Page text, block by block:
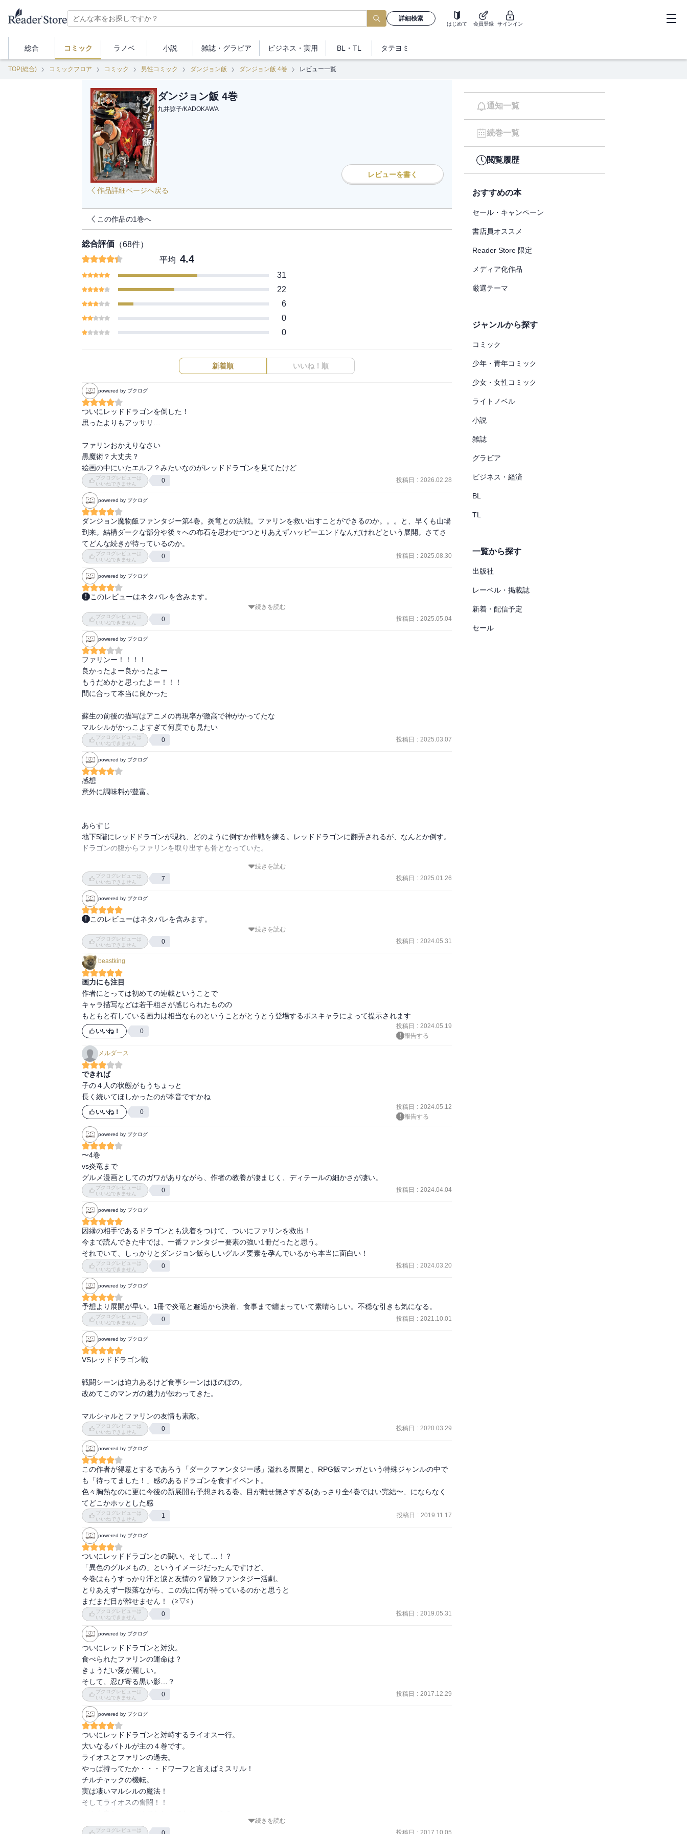
詳細検索
はじめて 会員登録 サインイン
総合 コミック ラノベ 小説 雑誌・ グラビア ビジネス ・実用 BL・TL タテヨミ
TOP(総合) コミックフロア コミック 男性コミック ダンジョン飯 ダンジョン飯 4巻 レビュー一覧
ダンジョン飯 4巻
九井諒子/KADOKAWA
レビューを書く
作品詳細ページへ戻る
この作品の1巻へ
総合評価 （68件）
平均 4.4
31
22
6
0
0
新着順 いいね！順
powered by ブクログ
ついにレッドドラゴンを倒した！
思ったよりもアッサリ…
ファリンおかえりなさい
黒魔術？大丈夫？
絵画の中にいたエルフ？みたいなのがレッドドラゴンを見てたけど
ブクログレビューは
いいねできません
0 投稿日 : 2026.02.28
powered by ブクログ
ダンジョン魔物飯ファンタジー第4巻。炎竜との決戦。ファリンを救い出すことができるのか。。。と、早くも山場
到来。結構ダークな部分や後々への布石を思わせつつとりあえずハッピーエンドなんだけれどという展開。さてさ
てどんな続きが待っているのか。
ブクログレビューは
いいねできません
0 投稿日 : 2025.08.30
powered by ブクログ
このレビューはネタバレを含みます。
レッドドラゴン回。ファリンが天使すぎて癒される。マルシルとファリン仲良いのがすごく良い。
レッドドラゴン討伐してファリン蘇生させたの、アニメでは結構終盤の印象だったけど、漫画ではまだ4巻なのに驚
きました。こっからストーリーがどう展開していくのか続きが気になるところ。
続きを読む
ブクログレビューは
いいねできません
0 投稿日 : 2025.05.04
powered by ブクログ
ファリンー！！！！
良かったよー良かったよー
もうだめかと思ったよー！！！
間に合って本当に良かった
蘇生の前後の描写はアニメの再現率が激高で神がかってたな
マルシルがかっこよすぎて何度でも見たい
ブクログレビューは
いいねできません
0 投稿日 : 2025.03.07
powered by ブクログ
感想
意外に調味料が豊富。
あらすじ
地下5階にレッドドラゴンが現れ、どのように倒すか作戦を練る。レッドドラゴンに翻弄されるが、なんとか倒す。
ドラゴンの腹からファリンを取り出すも骨となっていた。
仲間の魔法でファリンを復活させる。
オオガエルのカツレツ、レッドドラゴンのロースト
続きを読む
ブクログレビューは
いいねできません
7 投稿日 : 2025.01.26
powered by ブクログ
このレビューはネタバレを含みます。
第二十七話…ファリンと魔狼の骨格
タマネギのピザパン
ドラゴンテールスープ
続きを読む
ブクログレビューは
いいねできません
0 投稿日 : 2024.05.31
beastking
画力にも注目
作者にとっては初めての連載ということで
キャラ描写などは若干粗さが感じられたものの
もともと有している画力は相当なものということがとうとう登場するボスキャラによって提示されます
いいね！ 0
投稿日 : 2024.05.19
報告する
メルダース
できれば
子の４人の状態がもうちょっと
長く続いてほしかったのが本音ですかね
いいね！ 0
投稿日 : 2024.05.12
報告する
powered by ブクログ
〜4巻
vs炎竜まで
グルメ漫画としてのガワがありながら、作者の教養が凄まじく、ディテールの細かさが凄い。
ブクログレビューは
いいねできません
0 投稿日 : 2024.04.04
powered by ブクログ
因縁の相手であるドラゴンとも決着をつけて、ついにファリンを救出！
今まで読んできた中では、一番ファンタジー要素の強い1冊だったと思う。
それでいて、しっかりとダンジョン飯らしいグルメ要素を孕んでいるから本当に面白い！
ブクログレビューは
いいねできません
0 投稿日 : 2024.03.20
powered by ブクログ
予想より展開が早い。1冊で炎竜と邂逅から決着、食事まで纏まっていて素晴らしい。不穏な引きも気になる。
ブクログレビューは
いいねできません
0 投稿日 : 2021.10.01
powered by ブクログ
VSレッドドラゴン戦
戦闘シーンは迫力あるけど食事シーンはほのぼの。
改めてこのマンガの魅力が伝わってきた。
マルシャルとファリンの友情も素敵。
ブクログレビューは
いいねできません
0 投稿日 : 2020.03.29
powered by ブクログ
この作者が得意とするであろう「ダークファンタジー感」溢れる展開と、RPG飯マンガという特殊ジャンルの中で
も「待ってました！」感のあるドラゴンを食すイベント。
色々胸熱なのに更に今後の新展開も予想される巻。目が離せ無さすぎる(あっさり全4巻ではい完結〜、にならなく
てどこかホッとした感
ブクログレビューは
いいねできません
1 投稿日 : 2019.11.17
powered by ブクログ
ついにレッドドラゴンとの闘い、そして…！？
「異色のグルメもの」というイメージだったんですけど、
今巻はもうすっかり汗と涙と友情の？冒険ファンタジー活劇。
とりあえず一段落ながら、この先に何が待っているのかと思うと
まだまだ目が離せません！（≧▽≦）
ブクログレビューは
いいねできません
0 投稿日 : 2019.05.31
powered by ブクログ
ついにレッドドラゴンと対決。
食べられたファリンの運命は？
きょうだい愛が麗しい。
そして、忍び寄る黒い影…？
ブクログレビューは
いいねできません
0 投稿日 : 2017.12.29
powered by ブクログ
ついにレッドドラゴンと対峙するライオス一行。
大いなるバトルが主の４巻です。
ライオスとファリンの過去。
やっぱ持ってたか・・・ドワーフと言えばミスリル！
チルチャックの機転。
実は凄いマルシルの魔法！
そしてライオスの奮闘！！
地上では迷宮の謎を巡って新たな展開の予想。
続きを読む
ブクログレビューは
通知一覧
続巻一覧
閲覧履歴
おすすめの本
セール・キャンペーン
書店員オススメ
Reader Store 限定
メディア化作品
厳選テーマ
ジャンルから探す
コミック
少年・青年コミック
少女・女性コミック
ライトノベル
小説
雑誌
グラビア
ビジネス・経済
BL
TL
一覧から探す
出版社
レーベル・掲載誌
新着・配信予定
セール